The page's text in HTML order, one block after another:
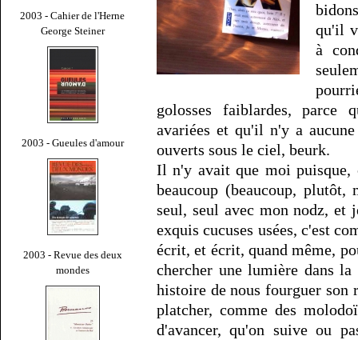
2003 - Cahier de l'Herne
George Steiner
2003 - Gueules d'amour
2003 - Revue des deux
mondes
qu'il
à
golosses faiblardes, parce
avariées et qu'il n'y a
ouverts sous le ciel, beurk.
Il n'y avait que moi puisque,
beaucoup (beaucoup,
seul, seul avec mon nodz, et
exquis cucuses usées, c'est
écrit, et écrit, quand même,
chercher une lumière dans
histoire de nous fourguer son
platcher, comme des
d'avancer, qu'on suive ou